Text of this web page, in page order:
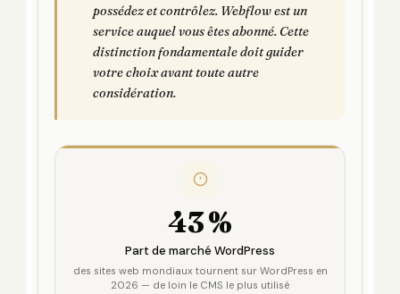
possédez et contrôlez. Webflow est un
service auquel vous êtes abonné. Cette
distinction fondamentale doit guider
votre choix avant toute autre
considération.
43 %
Part de marché WordPress
des sites web mondiaux tournent sur WordPress en
2026 — de loin le CMS le plus utilisé